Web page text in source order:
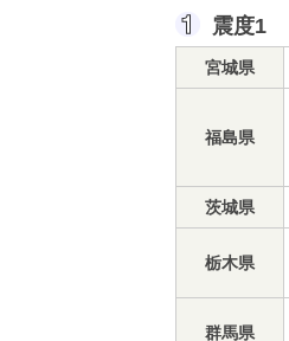
震度1
宮城県
福島県
茨城県
栃木県
群馬県